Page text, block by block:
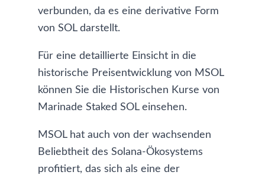
verbunden, da es eine derivative Form
von SOL darstellt.
Für eine detaillierte Einsicht in die
historische Preisentwicklung von MSOL
können Sie die Historischen Kurse von
Marinade Staked SOLeinsehen.
MSOL hat auch von der wachsenden
Beliebtheit des Solana-Ökosystems
profitiert, das sich als eine der